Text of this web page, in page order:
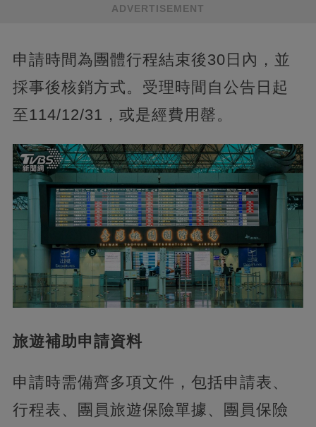
ADVERTISEMENT
申請時間為團體行程結束後30日內，並
採事後核銷方式。受理時間自公告日起
至114/12/31，或是經費用罄。
旅遊補助申請資料
申請時需備齊多項文件，包括申請表、
行程表、團員旅遊保險單據、團員保險